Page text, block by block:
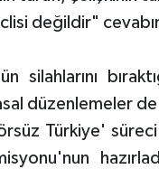
değildir"
silahlarını
düzenlemeler de
Türkiye'